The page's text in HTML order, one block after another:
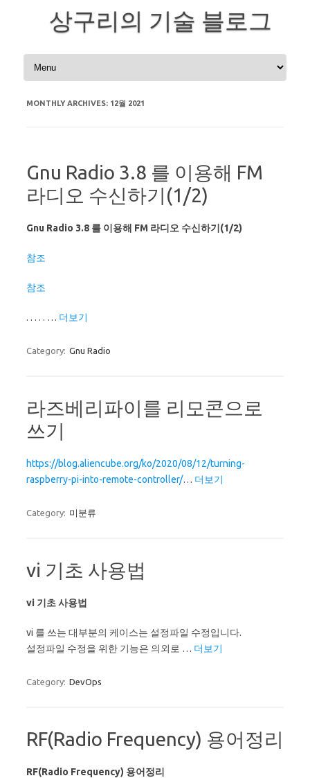
상구리의 기술 블로그
Skip to content
MONTHLY ARCHIVES: 12월 2021
Gnu Radio 3.8 를 이용해 FM
라디오 수신하기(1/2)
Gnu Radio 3.8 를 이용해 FM 라디오 수신하기(1/2)
참조
참조
. . . . . … 더보기
Category: Gnu Radio
라즈베리파이를 리모콘으로
쓰기
https://blog.aliencube.org/ko/2020/08/12/turning-
raspberry-pi-into-remote-controller/… 더보기
Category: 미분류
vi 기초 사용법
vi 기초 사용법
vi 를 쓰는 대부분의 케이스는 설정파일 수정입니다.
설정파일 수정을 위한 기능은 의외로 … 더보기
Category: DevOps
RF(Radio Frequency) 용어정리
RF(Radio Frequency) 용어정리